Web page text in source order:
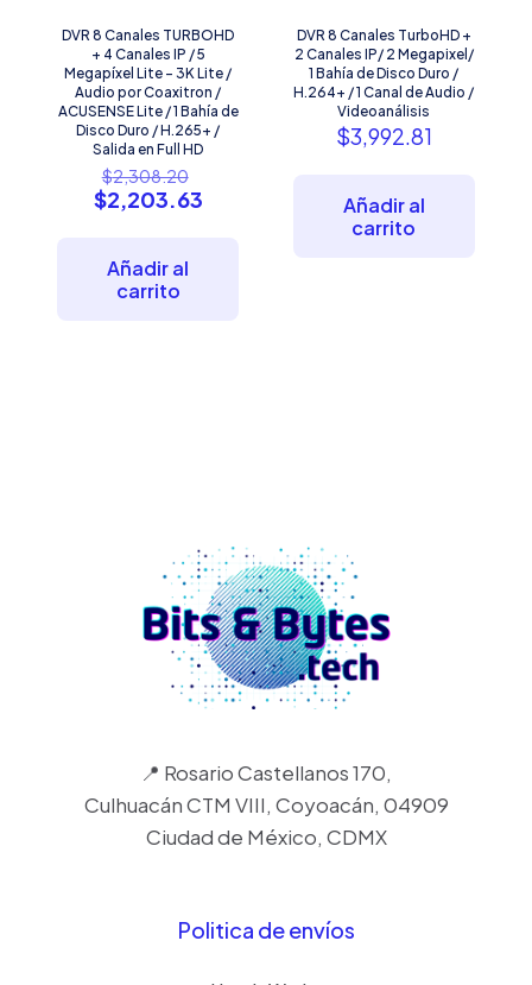
DVR 8 Canales TURBOHD
+ 4 Canales IP / 5
Megapíxel Lite – 3K Lite /
Audio por Coaxitron /
ACUSENSE Lite / 1 Bahía de
Disco Duro / H.265+ /
Salida en Full HD
$2,308.20
precio
$2,203.63El
Añadir al
carrito
DVR 8 Canales TurboHD +
2 Canales IP/ 2 Megapixel/
1 Bahía de Disco Duro /
H.264+ / 1 Canal de Audio /
Videoanálisis
$3,992.81
Añadir al
carrito
📍 Rosario Castellanos 170,
Culhuacán CTM VIII, Coyoacán, 04909
Ciudad de México, CDMX
Politica de envíos